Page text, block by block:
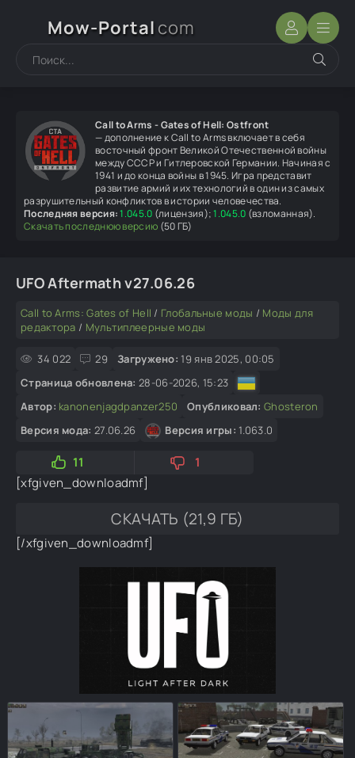
Mow-Portal com
Call to Arms - Gates of Hell: Ostfront
— дополнение к Call to Arms включает в себя
восточный фронт Великой Отечественной войны
между СССР и Гитлеровской Германии. Начиная с
1941 и до конца войны в 1945. Игра представит
развитие армий и их технологий в один из самых
разрушительный конфликтов в истории человечества.
Последняя версия:1.045.0 (лицензия);1.045.0 (взломанная).
Скачать последнюю версию (50 ГБ)
UFO Aftermath v27.06.26
Call to Arms: Gates of Hell / Глобальные моды / Моды для
редактора / Мультиплеерные моды
34 022 29 Загружено: 19 янв 2025, 00:05
Страница обновлена: 28-06-2026, 15:23
Автор: kanonenjagdpanzer250 Опубликовал: Ghosteron
Версия мода: 27.06.26 Версия игры: 1.063.0
11
1
[xfgiven_downloadmf]
СКАЧАТЬ (21,9 ГБ)
[/xfgiven_downloadmf]